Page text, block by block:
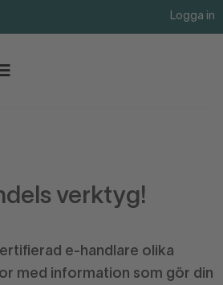
Logga in
verktyg!
e-handlare olika
med information som gör din